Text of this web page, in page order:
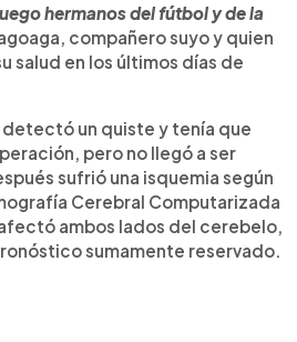
hermanos del fútbol y de la
compañero suyo y quien
salud en los últimos días de
detectó un quiste y tenía que
pero no llegó a ser
sufrió una isquemia según
Cerebral Computarizada
ambos lados del cerebelo,
sumamente reservado.